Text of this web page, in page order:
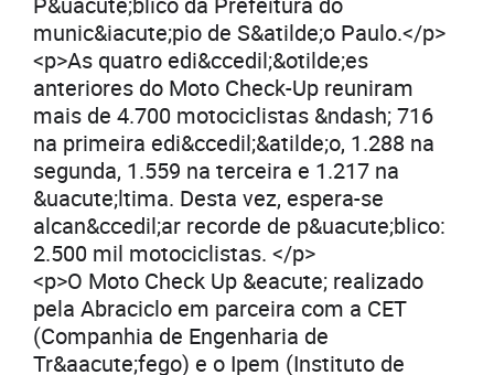
munic&iacute;pio de S&atilde;o Paulo.</p>
<p>As quatro edi&ccedil;&otilde;es
anteriores do Moto Check-Up reuniram
mais de 4.700 motociclistas &ndash; 716
na primeira edi&ccedil;&atilde;o, 1.288 na
segunda, 1.559 na terceira e 1.217 na
&uacute;ltima. Desta vez, espera-se
alcan&ccedil;ar recorde de p&uacute;blico:
2.500 mil motociclistas. </p>
<p>O Moto Check Up &eacute; realizado
pela Abraciclo em parceira com a CET
(Companhia de Engenharia de
Tr&aacute;fego) e o Ipem (Instituto de